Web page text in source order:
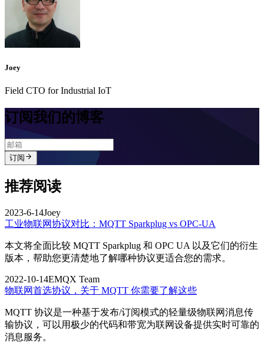
Joey
Field CTO for Industrial IoT
订阅我们的博客
订阅
推荐阅读
2023-6-14Joey
工业物联网协议对比：MQTT Sparkplug vs OPC-UA
本文将全面比较 MQTT Sparkplug 和 OPC UA 以及它们的衍生
版本，帮助您更清楚地了解哪种协议更适合您的需求。
2022-10-14EMQX Team
物联网首选协议，关于 MQTT 你需要了解这些
MQTT 协议是一种基于发布/订阅模式的轻量级物联网消息传
输协议，可以用极少的代码和带宽为联网设备提供实时可靠的
消息服务。